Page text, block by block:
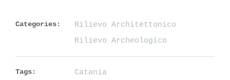
Categories:
Rilievo Architettonico
Rilievo Archeologico
Tags:
Catania